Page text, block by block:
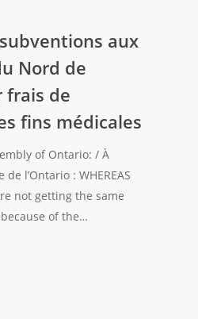
aux
Nord de
frais de
fins médicales
of Ontario: / À
l’Ontario : WHEREAS
not getting the same
of the…